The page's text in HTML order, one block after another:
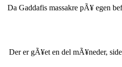
Da Gaddafis massakre pÃ¥ egen
Der er gÃ¥et en del mÃ¥neder,